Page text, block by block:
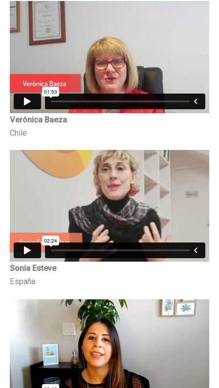
Verónica Baeza
Chile
Sonia Esteve
España